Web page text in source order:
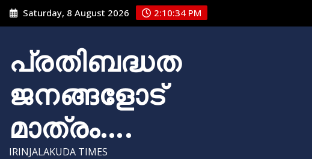
Skip
to
Saturday, 8 August 2026 2:10:35 PM
പ്രതിബദ്ധത
ജനങ്ങളോട്
മാത്രം….
IRINJALAKUDA TIMES